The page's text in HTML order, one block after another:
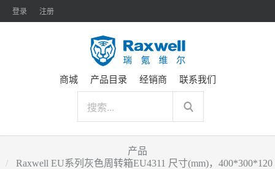
登录 注册
商城 产品目录 经销商 联系我们
产品
Raxwell EU系列灰色周转箱EU4311 尺寸(mm)，400*300*120